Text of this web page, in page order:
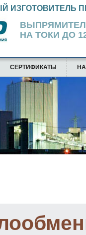
НА ТОКИ ДО
ИЗГОТОВИТЕЛЬ
СЕРТИФИКАТЫ